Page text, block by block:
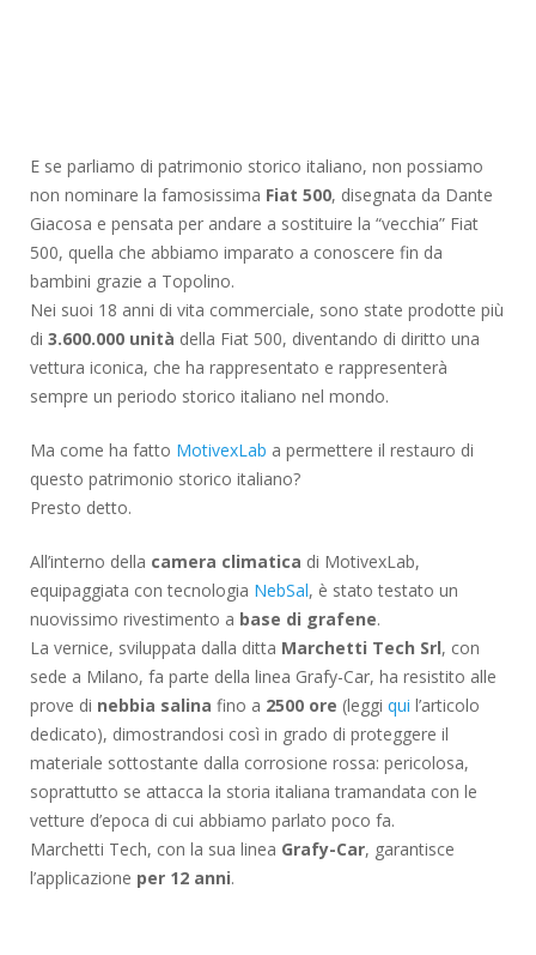
E se parliamo di patrimonio storico italiano, non possiamo
non nominare la famosissima Fiat 500, disegnata da Dante
Giacosa e pensata per andare a sostituire la “vecchia” Fiat
500, quella che abbiamo imparato a conoscere fin da
bambini grazie a Topolino.
Nei suoi 18 anni di vita commerciale, sono state prodotte più
di 3.600.000 unità della Fiat 500, diventando di diritto una
vettura iconica, che ha rappresentato e rappresenterà
sempre un periodo storico italiano nel mondo.
Ma come ha fatto MotivexLab a permettere il restauro di
questo patrimonio storico italiano?
Presto detto.
All’interno della camera climatica di MotivexLab,
equipaggiata con tecnologia NebSal, è stato testato un
nuovissimo rivestimento a base di grafene.
La vernice, sviluppata dalla ditta Marchetti Tech Srl, con
sede a Milano, fa parte della linea Grafy-Car, ha resistito alle
prove di nebbia salina fino a 2500 ore (leggi qui l’articolo
dedicato), dimostrandosi così in grado di proteggere il
materiale sottostante dalla corrosione rossa: pericolosa,
soprattutto se attacca la storia italiana tramandata con le
vetture d’epoca di cui abbiamo parlato poco fa.
Marchetti Tech, con la sua linea Grafy-Car, garantisce
l’applicazione per 12 anni.